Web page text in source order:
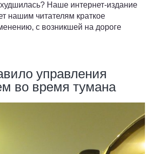
Наше интернет-издание
нашим читателям краткое
с возникшей на дороге
управления
во время тумана